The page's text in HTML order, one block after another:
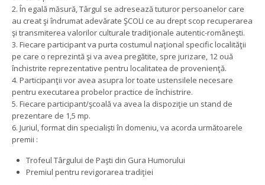
2. În egală măsură, Târgul se adresează tuturor persoanelor care
au creat şi îndrumat adevărate ŞCOLI ce au drept scop recuperarea
şi transmiterea valorilor culturale tradiţionale autentic-româneşti.
3. Fiecare participant va purta costumul naţional specific localităţii
pe care o reprezintă şi va avea pregătite, spre jurizare, 12 ouă
închistrite reprezentative pentru localitatea de provenienţă.
4. Participanţii vor avea asupra lor toate ustensilele necesare
pentru executarea probelor practice de închistrire.
5. Fiecare participant/şcoală va avea la dispoziţie un stand de
prezentare de 1,5 mp.
6. Juriul, format din specialişti în domeniu, va acorda următoarele
premii :
Trofeul Târgului de Paşti din Gura Humorului
Premiul pentru revigorarea tradiţiei